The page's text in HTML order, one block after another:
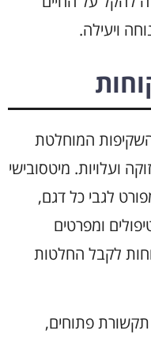
ויעילה.
המוחלטת
ועלויות. מיטסובישי
לגבי כל דגם,
ומפרטים
לקבל החלטות
תקשורת פתוחים,